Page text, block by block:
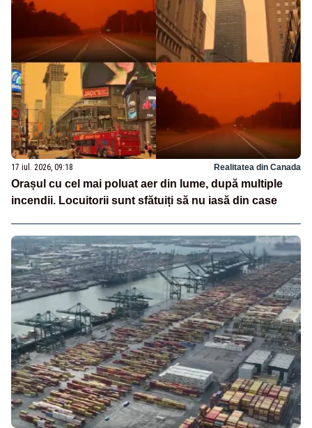
17 iul. 2026, 09:18 Realitatea din Canada
Orașul cu cel mai poluat aer din lume, după multiple
incendii. Locuitorii sunt sfătuiți să nu iasă din case